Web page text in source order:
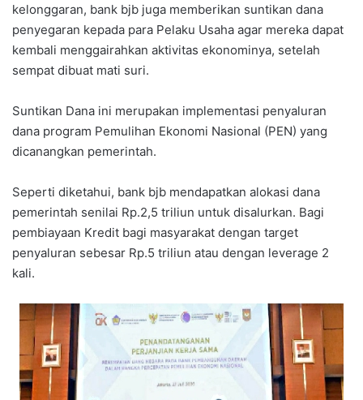
kelonggaran, bank bjb juga memberikan suntikan dana
penyegaran kepada para Pelaku Usaha agar mereka dapat
kembali menggairahkan aktivitas ekonominya, setelah
sempat dibuat mati suri.
Suntikan Dana ini merupakan implementasi penyaluran
dana program Pemulihan Ekonomi Nasional (PEN) yang
dicanangkan pemerintah.
Seperti diketahui, bank bjb mendapatkan alokasi dana
pemerintah senilai Rp.2,5 triliun untuk disalurkan. Bagi
pembiayaan Kredit bagi masyarakat dengan target
penyaluran sebesar Rp.5 triliun atau dengan leverage 2
kali.